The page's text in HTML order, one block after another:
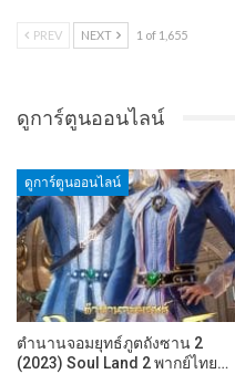
PREV NEXT 1 of 1,655
ดูการ์ตูนออนไลน์
ดูการ์ตูนออนไลน์
ตำนานจอมยุทธ์ภูตถังซาน 2
(2023) Soul Land 2 พากย์ไทย…